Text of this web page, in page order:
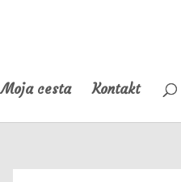
Moja cesta Kontakt